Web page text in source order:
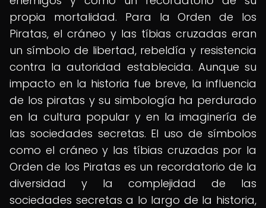
propia mortalidad. Para la Orden de los
Piratas, el cráneo y las tíbias cruzadas eran
un símbolo de libertad, rebeldía y resistencia
contra la autoridad establecida. Aunque su
impacto en la historia fue breve, la influencia
de los piratas y su simbología ha perdurado
en la cultura popular y en la imaginería de
las sociedades secretas. El uso de símbolos
como el cráneo y las tíbias cruzadas por la
Orden de los Piratas es un recordatorio de la
diversidad y la complejidad de las
sociedades secretas a lo largo de la historia,